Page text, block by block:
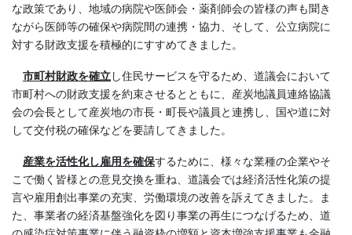
な政策であり、地域の病院や医師会・薬剤師会の皆様の声も聞き
ながら医師等の確保や病院間の連携・協力、そして、公立病院に
対する財政支援を積極的にすすめてきました。
市町村財政を確立し住民サービスを守るため、道議会において
市町村への財政支援を約束させるとともに、産炭地議員連絡協議
会の会長として産炭地の市長・町長や議員と連携し、国や道に対
して交付税の確保などを要請してきました。
産業を活性化し雇用を確保するために、様々な業種の企業やそ
こで働く皆様との意見交換を重ね、道議会では経済活性化策の提
言や雇用創出事業の充実、労働環境の改善を訴えてきました。ま
た、事業者の経済基盤強化を図り事業の再生につなげるため、道